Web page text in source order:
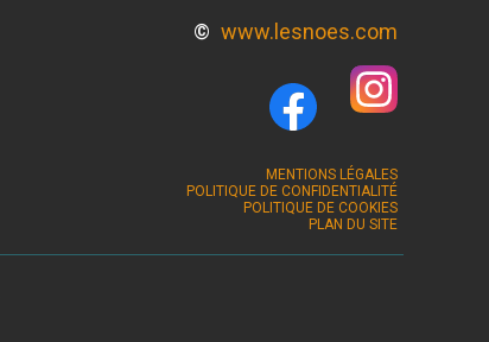
© www.lesnoes.com
MENTIONS LÉGALES
POLITIQUE DE CONFIDENTIALITÉ
POLITIQUE DE COOKIES
PLAN DU SITE